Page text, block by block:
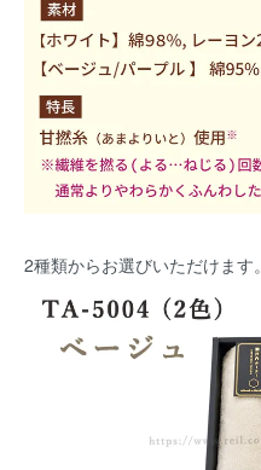
2種類からお選びいただけます。